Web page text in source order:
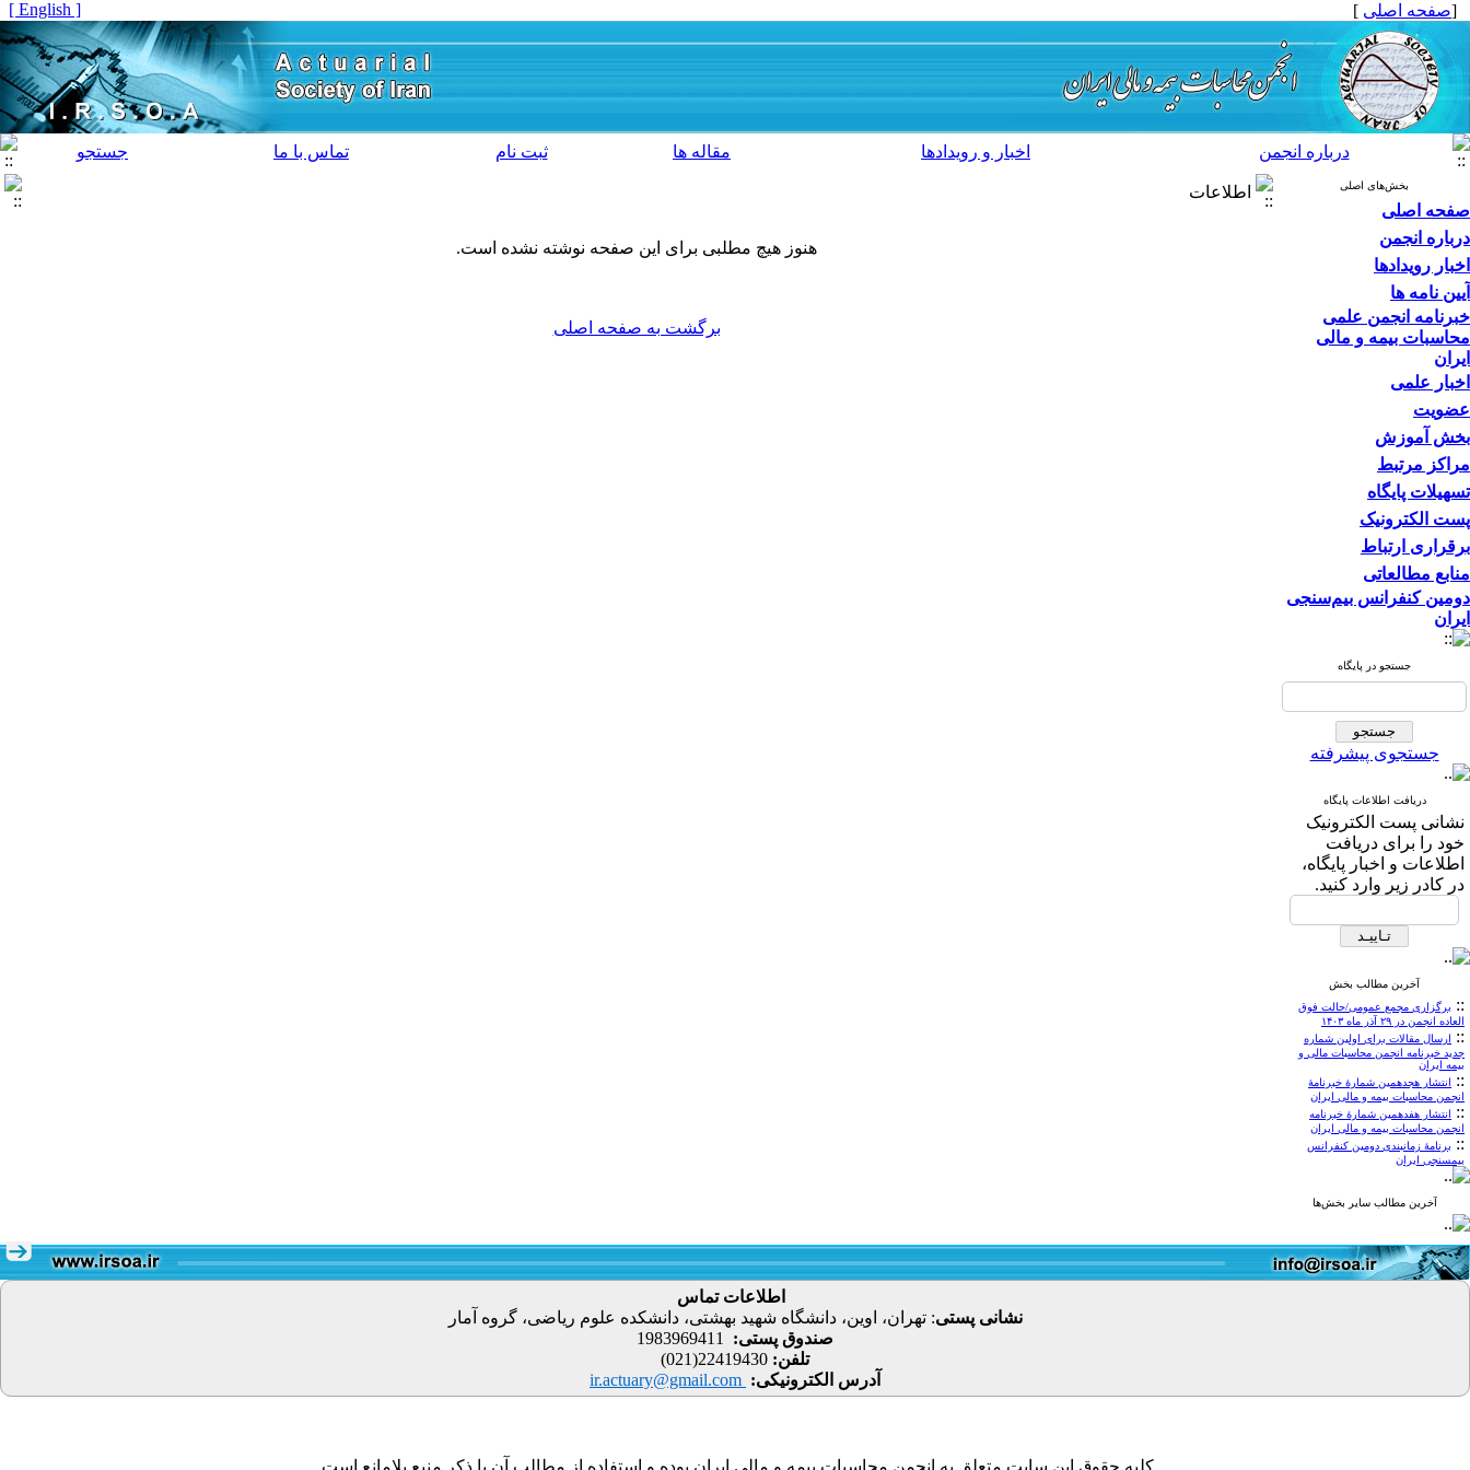
[صفحه اصلی ]
[ English ]
درباره انجمن اخبار و رویدادها مقاله ها ثبت نام تماس با ما جستجو
بخش‌های اصلی
صفحه اصلی
درباره انجمن
اخبار رویدادها
آیین نامه ها
خبرنامه انجمن علمی
محاسبات بیمه و مالی
ایران
اخبار علمی
عضویت
بخش آموزش
مراکز مرتبط
تسهیلات پایگاه
پست الکترونیک
برقراری ارتباط
منابع مطالعاتی
دومین کنفرانس بیم‌سنجی
ایران
جستجو در پایگاه
جستجوی پیشرفته
دریافت اطلاعات پایگاه
نشانی پست الکترونیک
خود را برای دریافت
اطلاعات و اخبار پایگاه،
در کادر زیر وارد کنید.
آخرین مطالب بخش
:: برگزاری مجمع عمومی/حالت فوق
العاده انجمن در ۲۹ آذر ماه ۱۴۰۳
:: ارسال مقالات برای اولین شماره
جدید خبرنامه انجمن محاسبات مالی و
بیمه ایران
:: انتشار هجدهمین شمارۀ خبرنامۀ
انجمن محاسبات بیمه و مالی ایران
:: انتشار هفدهمین شمارۀ خبرنامه
انجمن محاسبات بیمه و مالی ایران
:: برنامۀ زمانبندی دومین کنفرانس
بیمسنجی ایران
آخرین مطالب سایر بخش‌ها
اطلاعات
هنوز هیچ مطلبی برای این صفحه نوشته نشده است.
برگشت به صفحه اصلی
اطلاعات تماس
نشانی پستی: تهران، اوین، دانشگاه شهید بهشتی، دانشکده علوم ریاضی، گروه آمار
صندوق پستی:
تلفن: 22419430(021)
آدرس الکترونیکی: ir.actuary@gmail.com
کلیه حقوق این سایت متعلق به انجمن محاسبات بیمه و مالی ایران بوده و استفاده از مطالب آن با ذکر منبع بلامانع است.